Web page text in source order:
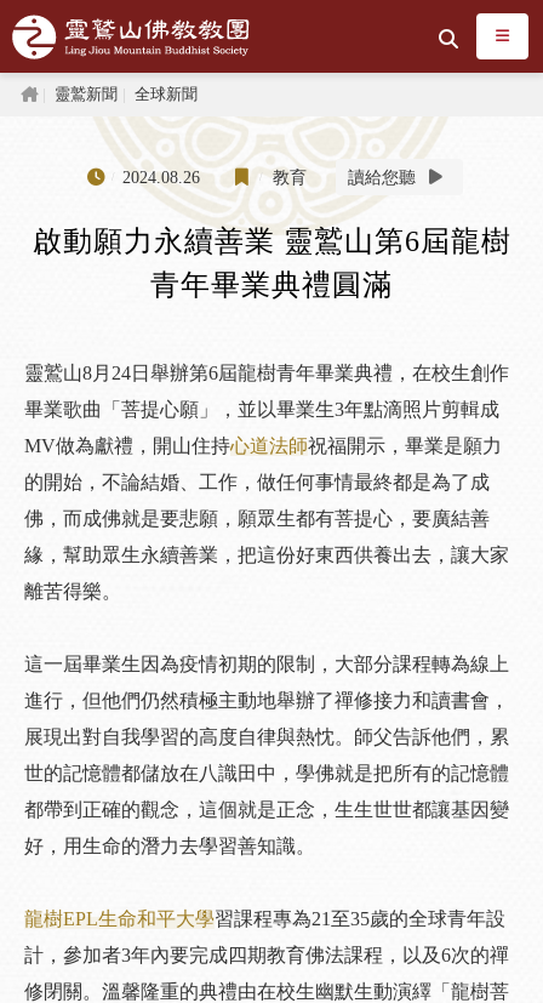
跳到主要內容區塊
搜尋
首頁靈鷲新聞 全球新聞
2024.08.26 教育 讀給您聽
啟動願力永續善業 靈鷲山第6屆龍樹
青年畢業典禮圓滿
靈鷲山8月24日舉辦第6屆龍樹青年畢業典禮，在校生創作
畢業歌曲「菩提心願」，並以畢業生3年點滴照片剪輯成
MV做為獻禮，開山住持心道法師祝福開示，畢業是願力
的開始，不論結婚、工作，做任何事情最終都是為了成
佛，而成佛就是要悲願，願眾生都有菩提心，要廣結善
緣，幫助眾生永續善業，把這份好東西供養出去，讓大家
離苦得樂。
這一屆畢業生因為疫情初期的限制，大部分課程轉為線上
進行，但他們仍然積極主動地舉辦了禪修接力和讀書會，
展現出對自我學習的高度自律與熱忱。師父告訴他們，累
世的記憶體都儲放在八識田中，學佛就是把所有的記憶體
都帶到正確的觀念，這個就是正念，生生世世都讓基因變
好，用生命的潛力去學習善知識。
龍樹EPL生命和平大學習課程專為21至35歲的全球青年設
計，參加者3年內要完成四期教育佛法課程，以及6次的禪
修閉關。溫馨隆重的典禮由在校生幽默生動演繹「龍樹菩